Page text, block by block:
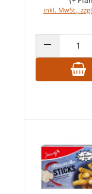
inkl. MwSt.,
ANZAHL